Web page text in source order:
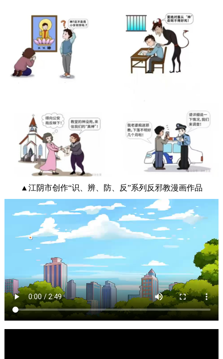
▲江阴市创作“识、辨、防、反”系列反邪教漫画作品